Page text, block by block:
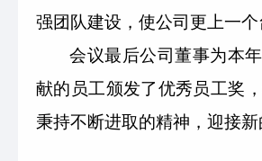
强团队建设，使公司更上一个
会议最后公司董事为本
献的员工颁发了优秀员工奖
秉持不断进取的精神，迎接新